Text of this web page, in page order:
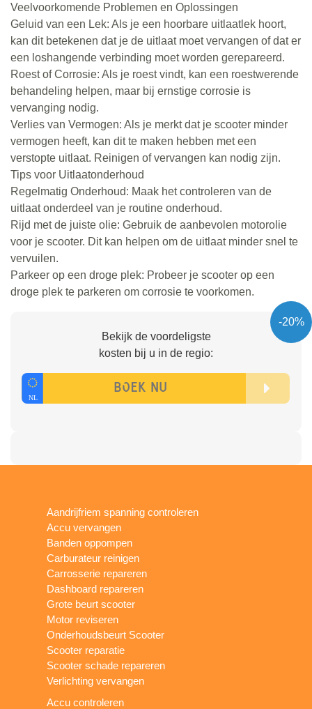
Veelvoorkomende Problemen en Oplossingen
Geluid van een Lek: Als je een hoorbare uitlaatlek hoort,
kan dit betekenen dat je de uitlaat moet vervangen of dat er
een loshangende verbinding moet worden gerepareerd.
Roest of Corrosie: Als je roest vindt, kan een roestwerende
behandeling helpen, maar bij ernstige corrosie is
vervanging nodig.
Verlies van Vermogen: Als je merkt dat je scooter minder
vermogen heeft, kan dit te maken hebben met een
verstopte uitlaat. Reinigen of vervangen kan nodig zijn.
Tips voor Uitlaatonderhoud
Regelmatig Onderhoud: Maak het controleren van de
uitlaat onderdeel van je routine onderhoud.
Rijd met de juiste olie: Gebruik de aanbevolen motorolie
voor je scooter. Dit kan helpen om de uitlaat minder snel te
vervuilen.
Parkeer op een droge plek: Probeer je scooter op een
droge plek te parkeren om corrosie te voorkomen.
-20%
Bekijk de voordeligste
kosten bij u in de regio:
Aandrijfriem spanning controleren
Accu vervangen
Banden oppompen
Carburateur reinigen
Carrosserie repareren
Dashboard repareren
Grote beurt scooter
Motor reviseren
Onderhoudsbeurt Scooter
Scooter reparatie
Scooter schade repareren
Verlichting vervangen
Accu controleren